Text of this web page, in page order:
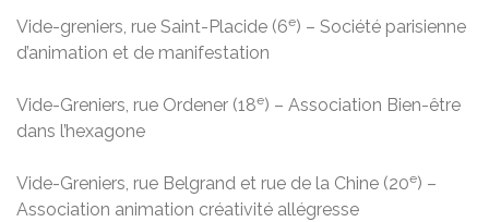
Vide-greniers, rue Saint-Placide (6e) – Société parisienne
d’animation et de manifestation
Vide-Greniers, rue Ordener (18e) – Association Bien-être
dans l’hexagone
Vide-Greniers, rue Belgrand et rue de la Chine (20e) –
Association animation créativité allégresse